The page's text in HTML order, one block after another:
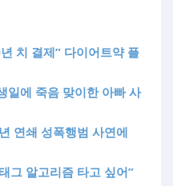
치 결제” 다이어트약 플
일에 죽음 맞이한 아빠 사
연쇄 성폭행범 사연에
그 알고리즘 타고 싶어”